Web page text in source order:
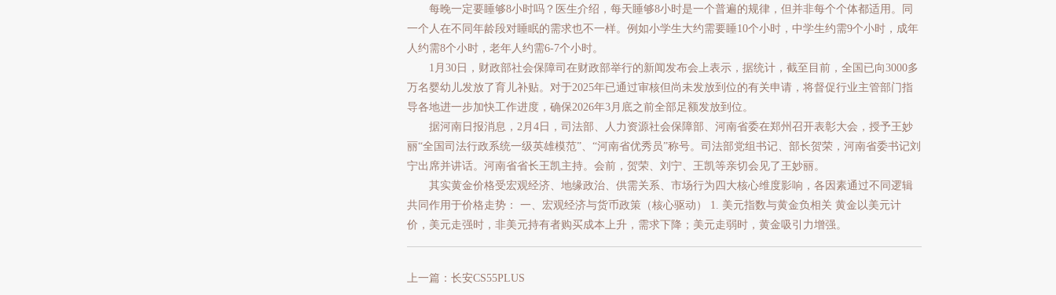
每晚一定要睡够8小时吗？医生介绍，每天睡够8小时是一个普遍的规律，但并非每个个体都适用。同
一个人在不同年龄段对睡眠的需求也不一样。例如小学生大约需要睡10个小时，中学生约需9个小时，成年
人约需8个小时，老年人约需6-7个小时。
1月30日，财政部社会保障司在财政部举行的新闻发布会上表示，据统计，截至目前，全国已向3000多
万名婴幼儿发放了育儿补贴。对于2025年已通过审核但尚未发放到位的有关申请，将督促行业主管部门指
导各地进一步加快工作进度，确保2026年3月底之前全部足额发放到位。
据河南日报消息，2月4日，司法部、人力资源社会保障部、河南省委在郑州召开表彰大会，授予王妙
丽“全国司法行政系统一级英雄模范”、“河南省优秀员”称号。司法部党组书记、部长贺荣，河南省委书记刘
宁出席并讲话。河南省省长王凯主持。会前，贺荣、刘宁、王凯等亲切会见了王妙丽。
其实黄金价格受宏观经济、地缘政治、供需关系、市场行为四大核心维度影响，各因素通过不同逻辑
共同作用于价格走势： 一、宏观经济与货币政策（核心驱动） 1. 美元指数与黄金负相关 黄金以美元计
价，美元走强时，非美元持有者购买成本上升，需求下降；美元走弱时，黄金吸引力增强。
上一篇：长安CS55PLUS